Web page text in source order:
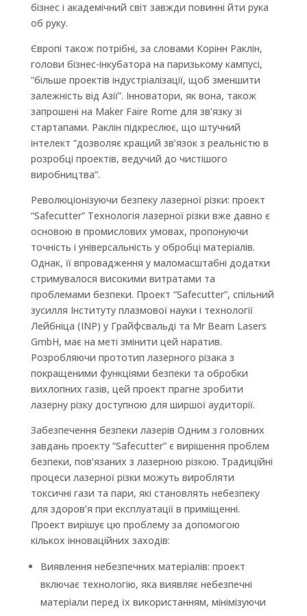
бізнес і академічний світ завжди повинні йти рука
об руку.
Європі також потрібні, за словами Корінн Раклін,
голови бізнес-інкубатора на паризькому кампусі,
“більше проектів індустріалізації, щоб зменшити
залежність від Азії”. Інноватори, як вона, також
запрошені на Maker Faire Rome для зв’язку зі
стартапами. Раклін підкреслює, що штучний
інтелект “дозволяє кращий зв’язок з реальністю в
розробці проектів, ведучий до чистішого
виробництва”.
Революціонізуючи безпеку лазерної різки: проект
“Safecutter” Технологія лазерної різки вже давно є
основою в промислових умовах, пропонуючи
точність і універсальність у обробці матеріалів.
Однак, її впровадження у маломасштабні додатки
стримувалося високими витратами та
проблемами безпеки. Проект “Safecutter”, спільний
зусилля Інституту плазмової науки і технології
Лейбніца (INP) у Грайфсвальді та Mr Beam Lasers
GmbH, має на меті змінити цей наратив.
Розробляючи прототип лазерного різака з
покращеними функціями безпеки та обробки
вихлопних газів, цей проект прагне зробити
лазерну різку доступною для ширшої аудиторії.
Забезпечення безпеки лазерів Одним з головних
завдань проекту “Safecutter” є вирішення проблем
безпеки, пов’язаних з лазерною різкою. Традиційні
процеси лазерної різки можуть виробляти
токсичні гази та пари, які становлять небезпеку
для здоров’я при експлуатації в приміщенні.
Проект вирішує цю проблему за допомогою
кількох інноваційних заходів:
Виявлення небезпечних матеріалів: проект
включає технологію, яка виявляє небезпечні
матеріали перед їх використанням, мінімізуючи